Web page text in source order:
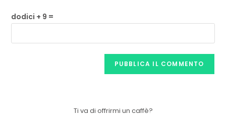
dodici + 9 =
Ti va di offrirmi un caffè?